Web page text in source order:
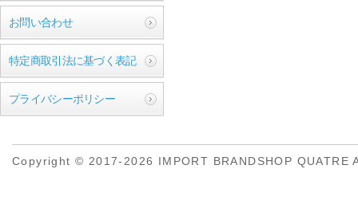
お問い合わせ
特定商取引法に基づく表記
プライバシーポリシー
Copyright © 2017-2026 IMPORT BRANDSHOP